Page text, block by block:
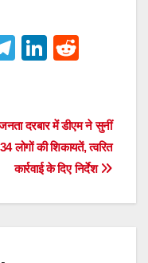
T
gr
a
m
Li
e
dI
n
di
t
दरबार में डीएम ने सुनीं
34 लोगों की शिकायतें, त्वरित
कार्रवाई के दिए निर्देश